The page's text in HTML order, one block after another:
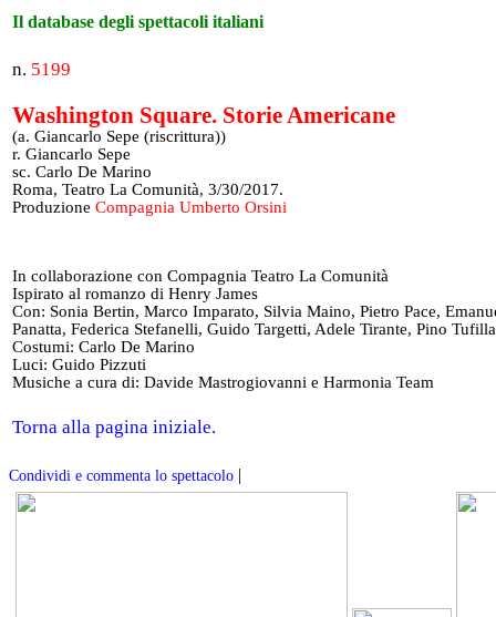
Il database degli spettacoli italiani
n. 5199
Washington Square. Storie Americane
(a. Giancarlo Sepe (riscrittura))
r. Giancarlo Sepe
sc. Carlo De Marino
Roma, Teatro La Comunità, 3/30/2017.
Produzione Compagnia Umberto Orsini
In collaborazione con Compagnia Teatro La Comunità
Ispirato al romanzo di Henry James
Con: Sonia Bertin, Marco Imparato, Silvia Maino, Pietro Pace,
Panatta, Federica Stefanelli, Guido Targetti, Adele Tirante, Pino
Costumi: Carlo De Marino
Luci: Guido Pizzuti
Musiche a cura di: Davide Mastrogiovanni e Harmonia Team
Torna alla pagina iniziale.
Condividi e commenta lo spettacolo |